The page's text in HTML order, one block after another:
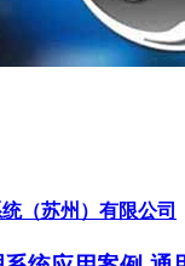
（苏州）有限公司